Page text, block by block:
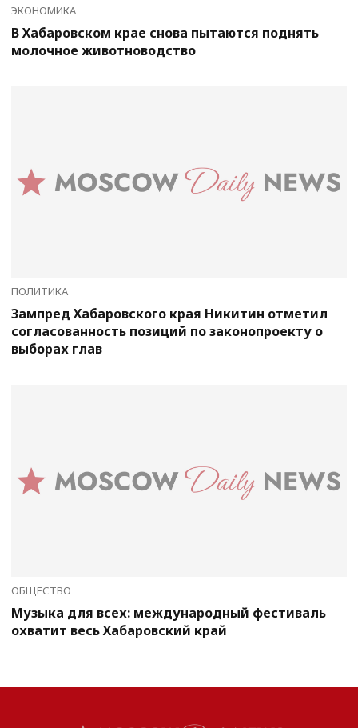
ЭКОНОМИКА
В Хабаровском крае снова пытаются поднять
молочное животноводство
ПОЛИТИКА
Зампред Хабаровского края Никитин отметил
согласованность позиций по законопроекту о
выборах глав
ОБЩЕСТВО
Музыка для всех: международный фестиваль
охватит весь Хабаровский край